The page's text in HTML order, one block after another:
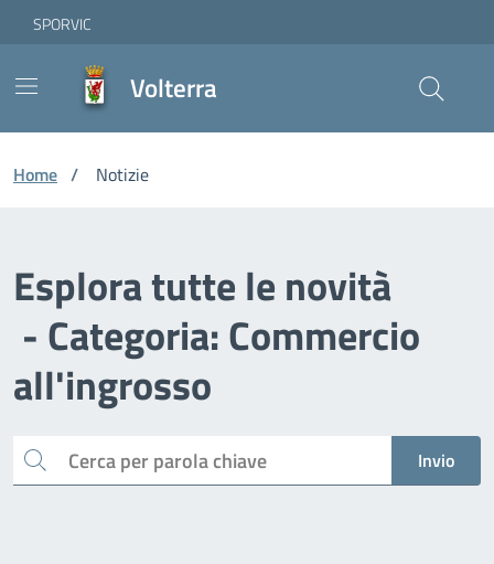
Skip to Main Content
Vai ai contenuti
Vai al footer
SPORVIC
Volterra
Home / Notizie
Esplora tutte le novità
- Categoria: Commercio
all'ingrosso
Cerca Invio